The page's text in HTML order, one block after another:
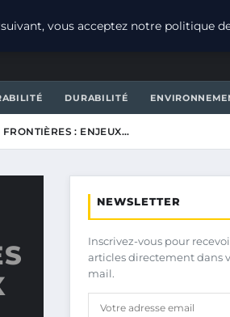
DURABILITÉ
: ENJEUX…
NEWSLETTER
Inscrivez-vous pour
articles directement dans
mail.
vous acceptez notre politique